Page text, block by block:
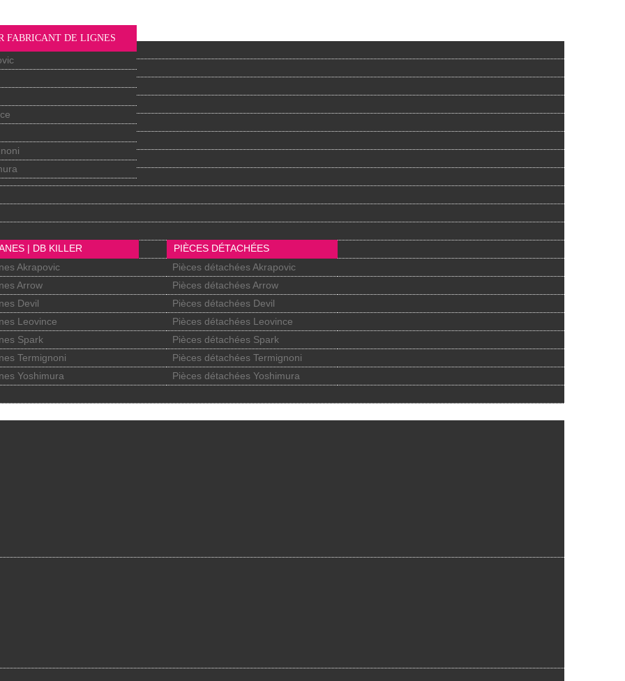
FABRICANT DE LIGNES
| DB KILLER
Akrapovic
Arrow
Devil
Leovince
Spark
Termignoni
Yoshimura
PIÈCES DÉTACHÉES
Pièces détachées Akrapovic
Pièces détachées Arrow
Pièces détachées Devil
Pièces détachées Leovince
Pièces détachées Spark
Pièces détachées Termignoni
Pièces détachées Yoshimura